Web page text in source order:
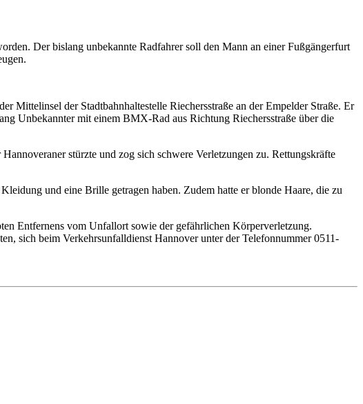
Der bislang unbekannte Radfahrer soll den Mann an einer Fußgängerfurt
Mittelinsel der Stadtbahnhaltestelle Riechersstraße an der Empelder Straße. Er
Unbekannter mit einem BMX-Rad aus Richtung Riechersstraße über die
stürzte und zog sich schwere Verletzungen zu. Rettungskräfte
und eine Brille getragen haben. Zudem hatte er blonde Haare, die zu
Entfernens vom Unfallort sowie der gefährlichen Körperverletzung.
sich beim Verkehrsunfalldienst Hannover unter der Telefonnummer 0511-